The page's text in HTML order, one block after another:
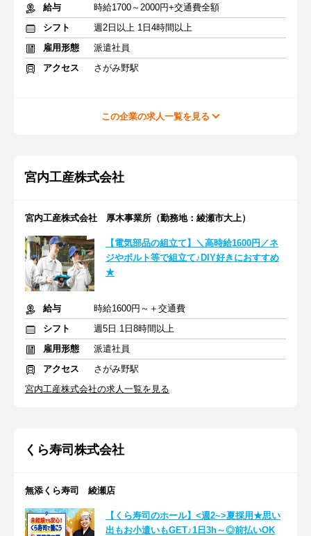
給与
時給1700～2000円+交通費全額
シフト
週2日以上 1日4時間以上
雇用形態
派遣社員
アクセス
さがみ野駅
この企業の求人一覧を見る
宮内工産株式会社
宮内工産株式会社 厚木事業所（勤務地：綾瀬市大上）
【電気部品の組立て】＼高時給1600円／ネ
ジやボルト等で組立て♪DIY好きにおすすめ
★
給与
時給1600円～＋交通費
シフト
週5日 1日8時間以上
雇用形態
派遣社員
アクセス
さがみ野駅
宮内工産株式会社の求人一覧を見る
くら寿司株式会社
無添くら寿司 綾瀬店
【くら寿司のホール】<週2~>夏採用★思い
出もお小遣いもGET♪1日3h～◎前払いOK